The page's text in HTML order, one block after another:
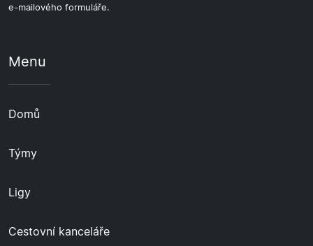
e-mailového formuláře.
Menu
Domů
Týmy
Ligy
Cestovní kanceláře